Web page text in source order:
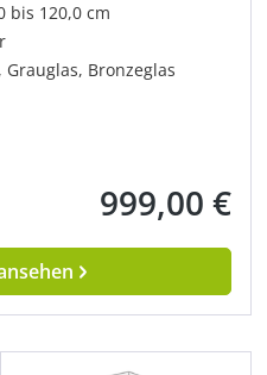
bis 120,0 cm
Bronzeglas
Regulärer Preis:
999,00 €